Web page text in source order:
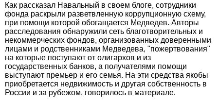
Как рассказал Навальный в своем блоге, сотрудники
фонда раскрыли разветвленную коррупционную схему,
при помощи которой обогащается Медведев. Авторы
расследования обнаружили сеть благотворительных и
некоммерческих фондов, организованных доверенными
лицами и родственниками Медведева, "пожертвования"
на которые поступают от олигархов и из
государственных банков, а получателями помощи
выступают премьер и его семья. На эти средства якобы
приобретается недвижимость и другая собственность в
России и за рубежом, говорилось в материале.